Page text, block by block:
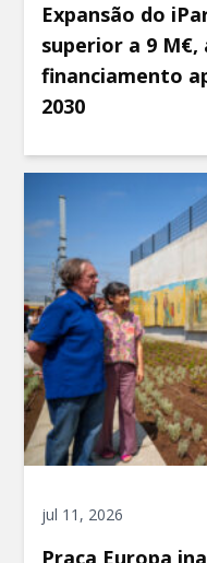
Expansão do
superior a 9 M€,
financiamento
2030
jul 11, 2026
Praça Europa